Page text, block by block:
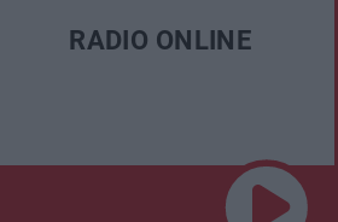
RADIO ONLINE